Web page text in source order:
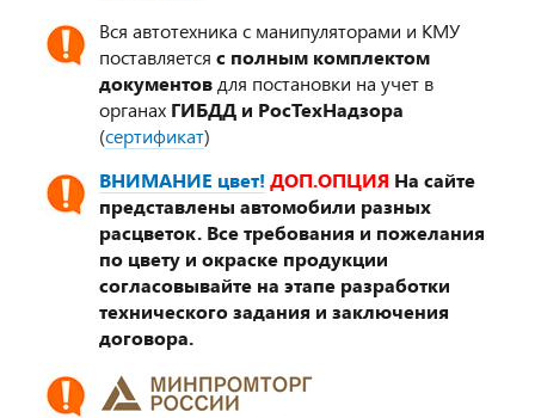
Вся автотехника с манипуляторами и КМУ
поставляется с полным комплектом
документов для постановки на учет в
органах ГИБДД и РосТехНадзора
(сертификат)
ВНИМАНИЕ цвет! ДОП.ОПЦИЯ На сайте
представлены автомобили разных
расцветок. Все требования и пожелания
по цвету и окраске продукции
согласовывайте на этапе разработки
технического задания и заключения
договора.